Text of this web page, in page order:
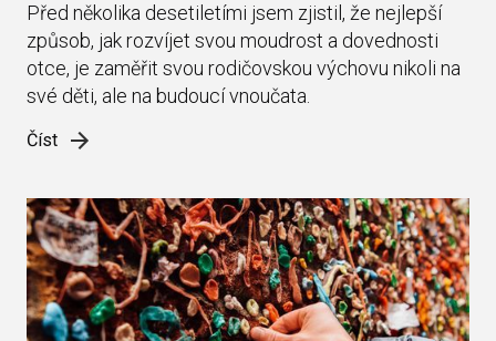
Před několika desetiletími jsem zjistil, že nejlepší
způsob, jak rozvíjet svou moudrost a dovednosti
otce, je zaměřit svou rodičovskou výchovu nikoli na
své děti, ale na budoucí vnoučata.
Číst